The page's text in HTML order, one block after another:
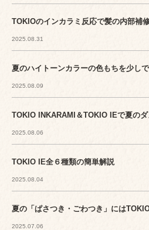
TOKIOのインカラミ反応で髪の内部補
2025.08.31
夏のハイトーンカラーの色もちを少し
2025.08.09
TOKIO INKARAMI＆TOKIO IEで夏のダ
2025.08.06
TOKIO IE全６種類の簡単解説
2025.08.04
夏の「ぱさつき・ごわつき」には
2025.07.06